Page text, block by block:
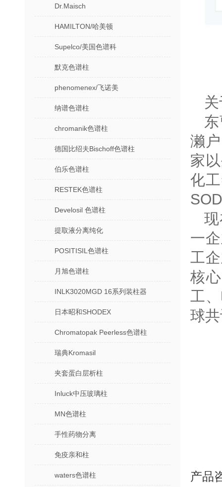
Dr.Maisch
HAMILTON/哈美顿
Supelco/美国色谱科
默克色谱柱
phenomenex/飞诺美
纳谱色谱柱
chromanik色谱柱
德国比绍夫Bischoff色谱柱
伯乐色谱柱
RESTEK色谱柱
Develosil 色谱柱
提取液分离纯化
POSITISIL色谱柱
月旭色谱柱
INLK3020MGD 16系列装柱器
日本昭和SHODEX
Chromatopak Peerless色谱柱
瑞典Kromasil
夹套蛋白层析柱
Inluck中压玻璃柱
MN色谱柱
手性药物分离
免疫亲和柱
waters色谱柱
濑
家
化
一
工
核
工
球
产品